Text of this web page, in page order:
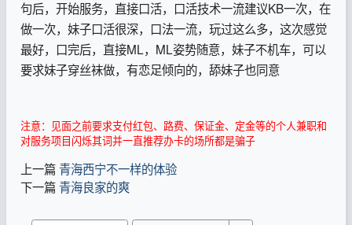
句后，开始服务，直接口活，口活技术一流建议KB一次，在
做一次，妹子口活很深，口法一流，玩过这么多，这次感觉
最好，口完后，直接ML，ML姿势随意，妹子不机车，可以
要求妹子穿丝袜做，有恋足倾向的，舔妹子也同意
注意：见面之前要求支付红包、路费、保证金、定金等的个人兼职和
对服务项目闪烁其词并一直推荐办卡的场所都是骗子
上一篇 青海西宁不一样的体验
下一篇 青海良家的爽